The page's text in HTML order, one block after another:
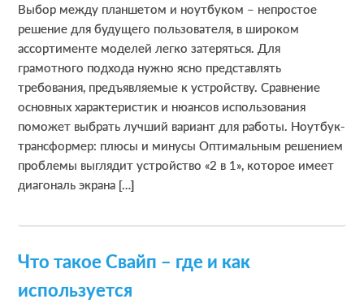
Выбор между планшетом и ноутбуком – непростое
решение для будущего пользователя, в широком
ассортименте моделей легко затеряться. Для
грамотного подхода нужно ясно представлять
требования, предъявляемые к устройству. Сравнение
основных характеристик и нюансов использования
поможет выбрать лучший вариант для работы. Ноутбук-
трансформер: плюсы и минусы Оптимальным решением
проблемы выглядит устройство «2 в 1», которое имеет
диагональ экрана […]
Что такое Свайп – где и как
используется